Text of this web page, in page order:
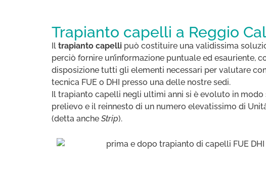
Trapianto capelli a Reggio
Il trapianto capelli può costituire una validissima
perciò fornire un’informazione puntuale ed esauriente,
disposizione tutti gli elementi necessari per valutare
tecnica FUE o DHI presso una delle nostre sedi.
Il trapianto capelli negli ultimi anni si è evoluto in
prelievo e il reinnesto di un numero elevatissimo di
(detta anche Strip).